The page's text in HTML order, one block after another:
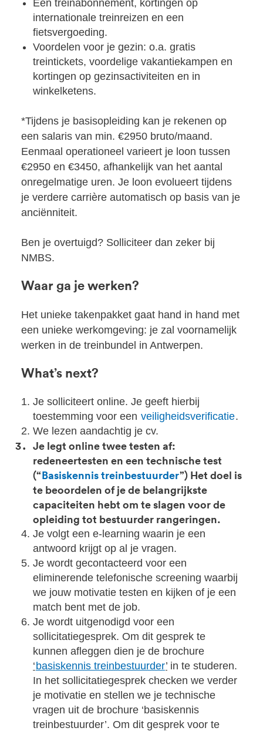
Een treinabonnement, kortingen op
internationale treinreizen en een
fietsvergoeding.
Voordelen voor je gezin: o.a. gratis
treintickets, voordelige vakantiekampen en
kortingen op gezinsactiviteiten en in
winkelketens.
*Tijdens je basisopleiding kan je rekenen op
een salaris van min. €2950 bruto/maand.
Eenmaal operationeel varieert je loon tussen
€2950 en €3450, afhankelijk van het aantal
onregelmatige uren. Je loon evolueert tijdens
je verdere carrière automatisch op basis van je
anciënniteit.
Ben je overtuigd? Solliciteer dan zeker bij
NMBS.
Waar ga je werken?
Het unieke takenpakket gaat hand in hand met
een unieke werkomgeving: je zal voornamelijk
werken in de treinbundel in Antwerpen.
What’s next?
Je solliciteert online. Je geeft hierbij
toestemming voor een veiligheidsverificatie.
We lezen aandachtig je cv.
Je legt online twee testen af:
redeneertesten en een technische test
(“Basiskennis treinbestuurder”) Het doel is
te beoordelen of je de belangrijkste
capaciteiten hebt om te slagen voor de
opleiding tot bestuurder rangeringen.
Je volgt een e-learning waarin je een
antwoord krijgt op al je vragen.
Je wordt gecontacteerd voor een
eliminerende telefonische screening waarbij
we jouw motivatie testen en kijken of je een
match bent met de job.
Je wordt uitgenodigd voor een
sollicitatiegesprek. Om dit gesprek te
kunnen afleggen dien je de brochure
‘ basiskennis treinbestuurder’ in te studeren.
In het sollicitatiegesprek checken we verder
je motivatie en stellen we je technische
vragen uit de brochure ‘basiskennis
treinbestuurder’. Om dit gesprek voor te